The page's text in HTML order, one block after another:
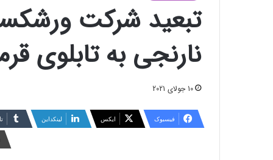
تبعید شرکت
نارنجی به تابلوی
10 جولای 2021
فیسبوک ایکس لینکداین